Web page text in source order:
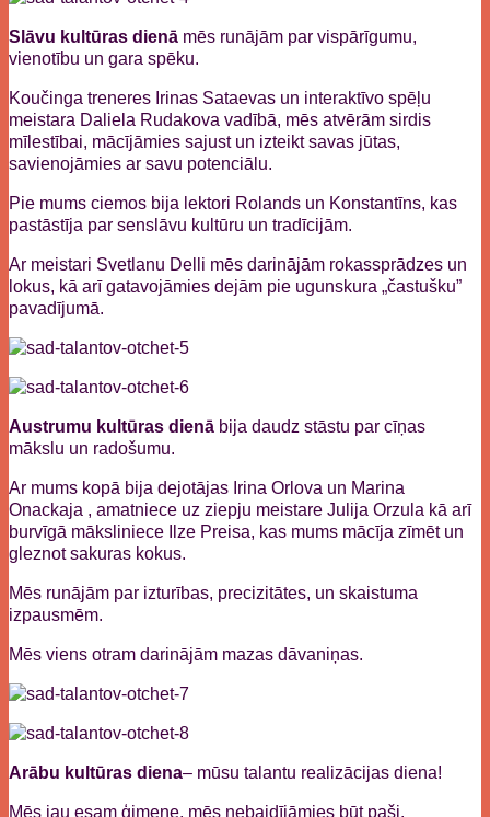
Slāvu kultūras dienā mēs runājām par vispārīgumu,
vienotību un gara spēku.
Koučinga treneres Irinas Sataevas un interaktīvo spēļu
meistara Daliela Rudakova vadībā, mēs atvērām sirdis
mīlestībai, mācījāmies sajust un izteikt savas jūtas,
savienojāmies ar savu potenciālu.
Pie mums ciemos bija lektori Rolands un Konstantīns, kas
pastāstīja par senslāvu kultūru un tradīcijām.
Ar meistari Svetlanu Delli mēs darinājām rokassprādzes un
lokus, kā arī gatavojāmies dejām pie ugunskura „častušku”
pavadījumā.
Austrumu kultūras dienā bija daudz stāstu par cīņas
mākslu un radošumu.
Ar mums kopā bija dejotājas Irina Orlova un Marina
Onackaja , amatniece uz ziepju meistare Julija Orzula kā arī
burvīgā māksliniece Ilze Preisa, kas mums mācīja zīmēt un
gleznot sakuras kokus.
Mēs runājām par izturības, precizitātes, un skaistuma
izpausmēm.
Mēs viens otram darinājām mazas dāvaniņas.
Arābu kultūras diena– mūsu talantu realizācijas diena!
Mēs jau esam ģimene, mēs nebaidījāmies būt paši,